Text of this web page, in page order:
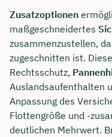
Zusatzoptionen
maßgeschneidertes
zusammenzustellen,
zugeschnitten ist.
Rechtsschutz,
Auslandsaufenthalten
Anpassung des
Flottengröße und -
deutlichen Mehrwert.